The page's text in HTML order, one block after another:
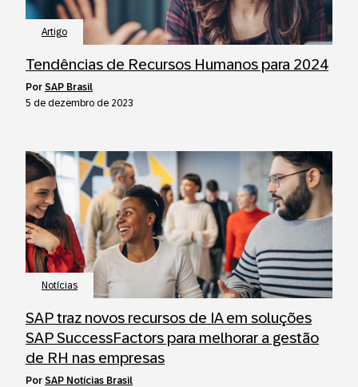
Artigo
Tendências de Recursos Humanos para 2024
por SAP Brasil
5 de dezembro de 2023
Notícias
SAP traz novos recursos de IA em soluções
SAP SuccessFactors para melhorar a gestão
de RH nas empresas
por SAP Notícias Brasil